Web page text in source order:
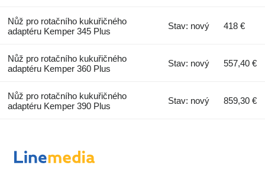
Nůž pro rotačního kukuřičného
adaptéru Kemper 345 Plus
Stav: nový 418 €
Nůž pro rotačního kukuřičného
adaptéru Kemper 360 Plus
Stav: nový 557,40 €
Nůž pro rotačního kukuřičného
adaptéru Kemper 390 Plus
Stav: nový 859,30 €